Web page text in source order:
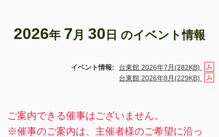
2026年 7月 30 日 のイベント情報
イベント情報:
台東館 2026年7月(282KB)
台東館 2026年8月(229KB)
ご案内できる催事はございません。
※催事のご案内は、主催者様のご希望に沿っ